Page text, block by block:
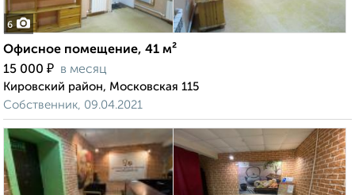
6
Офисное помещение, 41 м²
15 000 ₽ в месяц
Кировский район, Московская 115
Собственник, 09.04.2021